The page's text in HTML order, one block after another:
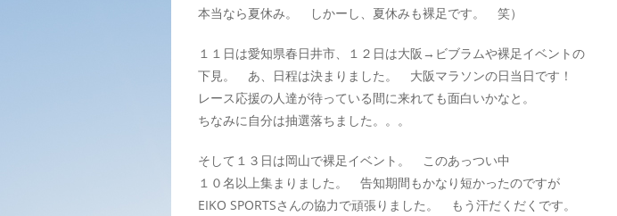
本当なら夏休み。 しかーし、夏休みも裸足です。 笑）
１１日は愛知県春日井市、１２日は大阪→ビブラムや裸足イベントの
下見。 あ、日程は決まりました。 大阪マラソンの日当日です！
レース応援の人達が待っている間に来れても面白いかなと。
ちなみに自分は抽選落ちました。。。
そして１３日は岡山で裸足イベント。 このあっつい中
１０名以上集まりました。 告知期間もかなり短かったのですが
EIKO SPORTSさんの協力で頑張りました。 もう汗だくだくです。